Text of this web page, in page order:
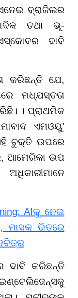
ବ୍ରାଜିଲର
ତଥା ଭୂ-
ଦାବି
କରିଛନ୍ତି ଯେ,
ମଧ୍ଯସ୍ତତା
। ପ୍ରାଥମିକ
ଏମଓୟୁ’
ଚୁକ୍ତି ଉପରେ
ଆମେରିକା ଉପ
AIକୁ ନେଇ
ମାସକ ଭିତରେ
ଦାବି କରିଛନ୍ତି